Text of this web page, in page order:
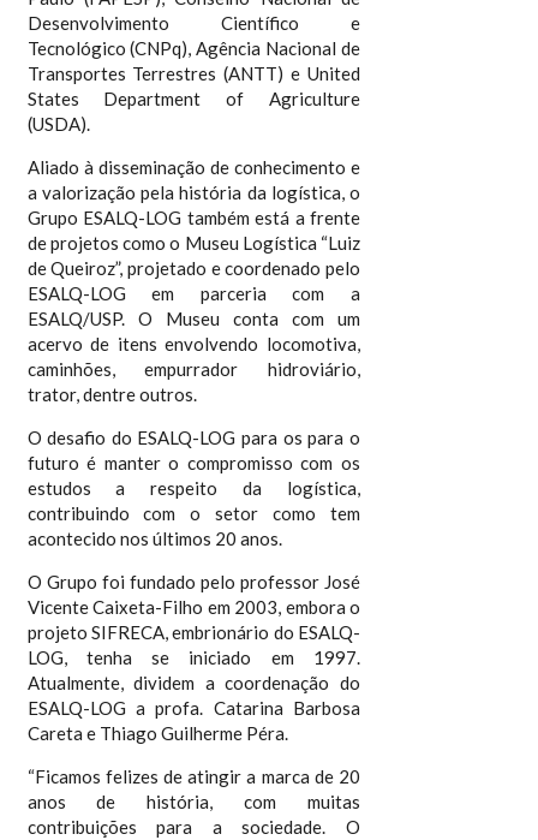
Desenvolvimento Científico e
Tecnológico (CNPq), Agência Nacional de
Transportes Terrestres (ANTT) e United
States Department of Agriculture
(USDA).
Aliado à disseminação de conhecimento e
a valorização pela história da logística, o
Grupo ESALQ-LOG também está a frente
de projetos como o Museu Logística “Luiz
de Queiroz”, projetado e coordenado pelo
ESALQ-LOG em parceria com a
ESALQ/USP. O Museu conta com um
acervo de itens envolvendo locomotiva,
caminhões, empurrador hidroviário,
trator, dentre outros.
O desafio do ESALQ-LOG para os para o
futuro é manter o compromisso com os
estudos a respeito da logística,
contribuindo com o setor como tem
acontecido nos últimos 20 anos.
O Grupo foi fundado pelo professor José
Vicente Caixeta-Filho em 2003, embora o
projeto SIFRECA, embrionário do ESALQ-
LOG, tenha se iniciado em 1997.
Atualmente, dividem a coordenação do
ESALQ-LOG a profa. Catarina Barbosa
Careta e Thiago Guilherme Péra.
“Ficamos felizes de atingir a marca de 20
anos de história, com muitas
contribuições para a sociedade. O